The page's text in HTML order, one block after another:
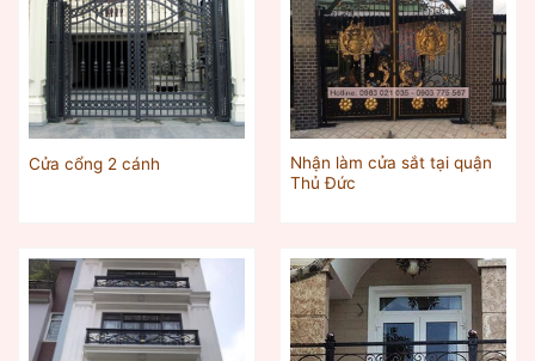
Cửa cổng 2 cánh
Nhận làm cửa sắt tại quận
Thủ Đức